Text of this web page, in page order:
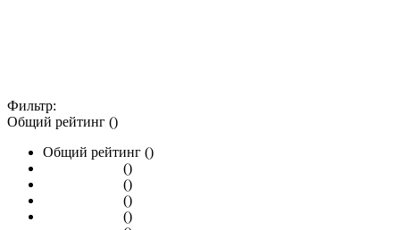
Фильтр:
Общий рейтинг ()
Общий рейтинг ()
()
()
()
()